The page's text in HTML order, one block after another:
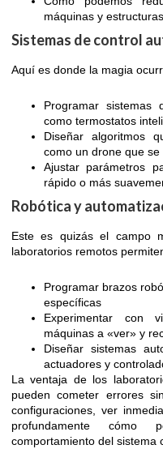
máquinas y estructuras
Sistemas de control
Aquí es donde la magia
Programar sistemas
como termostatos
Diseñar algoritmos
como un drone que
Ajustar parámetros
rápido o más
Robótica y
Este es quizás el campo
laboratorios remotos
Programar brazos
específicas
Experimentar con
máquinas a «ver» y
Diseñar sistemas
actuadores y
La ventaja de los
pueden cometer errores
configuraciones, ver
profundamente cómo
comportamiento del sistema